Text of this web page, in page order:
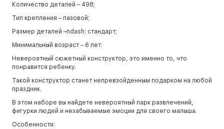
Количество деталей – 498;
Тип крепления – пазовой;
Размер деталей –ndash; стандарт;
Минимальный возраст – 6 лет.
Невероятный сюжетный конструктор, это именно то, что
понравится ребенку.
Такой конструктор станет непревзойденным подарком на любой
праздник.
В этом наборе вы найдете невероятный парк развлечений,
фигурки людей и незабываемые эмоции для своего малыша.
Особенности: